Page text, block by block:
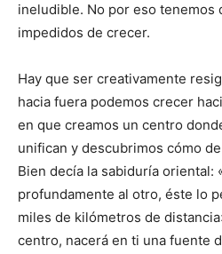
ineludible. No por eso tenemos
impedidos de crecer.
Hay que ser creativamente
hacia fuera podemos crecer
en que creamos un centro
unifican y descubrimos cómo
Bien decía la sabiduría oriental:
profundamente al otro, éste lo
miles de kilómetros de
centro, nacerá en ti una fuente